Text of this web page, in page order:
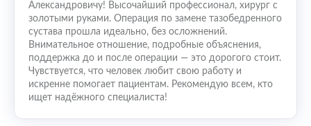
Александровичу! Высочайший профессионал, хирург с
золотыми руками. Операция по замене тазобедренного
сустава прошла идеально, без осложнений.
Внимательное отношение, подробные объяснения,
поддержка до и после операции — это дорогого стоит.
Чувствуется, что человек любит свою работу и
искренне помогает пациентам. Рекомендую всем, кто
ищет надёжного специалиста!